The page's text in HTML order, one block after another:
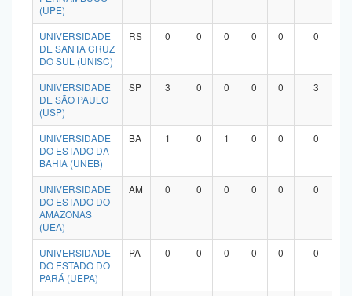
(UPE)
UNIVERSIDADE
DE SANTA CRUZ
DO SUL (UNISC)
RS 0 0 0 0 0 0
UNIVERSIDADE
DE SÃO PAULO
(USP)
SP 3 0 0 0 0 3
UNIVERSIDADE
DO ESTADO DA
BAHIA (UNEB)
BA 1 0 1 0 0 0
UNIVERSIDADE
DO ESTADO DO
AMAZONAS
(UEA)
AM 0 0 0 0 0 0
UNIVERSIDADE
DO ESTADO DO
PARÁ (UEPA)
PA 0 0 0 0 0 0